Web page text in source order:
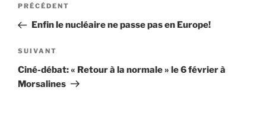
l’article
Article
précédent
PRÉCÉDENT
Enfin le nucléaire ne passe pas en Europe!
Article
suivant
SUIVANT
Ciné-débat: « Retour à la normale » le 6 février à
Morsalines